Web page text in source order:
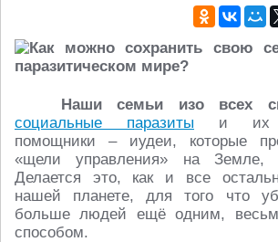
Наши семьи изо всех
социальные паразиты и их
помощники – иудеи, которые
«щели управления» на Земле,
Делается это, как и все
нашей планете, для того что
больше людей ещё одним,
способом.